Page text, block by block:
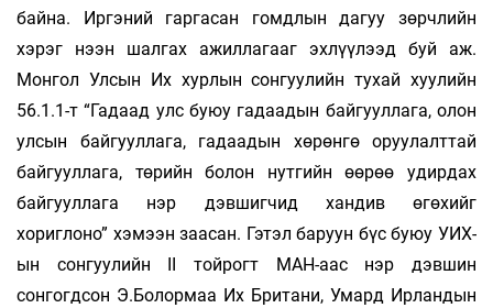
байна. Иргэний гаргасан гомдлын дагуу зөрчлийн
хэрэг нээн шалгах ажиллагааг эхлүүлээд буй аж.
Монгол Улсын Их хурлын сонгуулийн тухай хуулийн
56.1.1-т “Гадаад улс буюу гадаадын байгууллага, олон
улсын байгууллага, гадаадын хөрөнгө оруулалттай
байгууллага, төрийн болон нутгийн өөрөө удирдах
байгууллага нэр дэвшигчид хандив өгөхийг
хориглоно” хэмээн заасан. Гэтэл баруун бүс буюу УИХ-
ын сонгуулийн II тойрогт МАН-аас нэр дэвшин
сонгогдсон Э.Болормаа Их Британи, Умард Ирландын